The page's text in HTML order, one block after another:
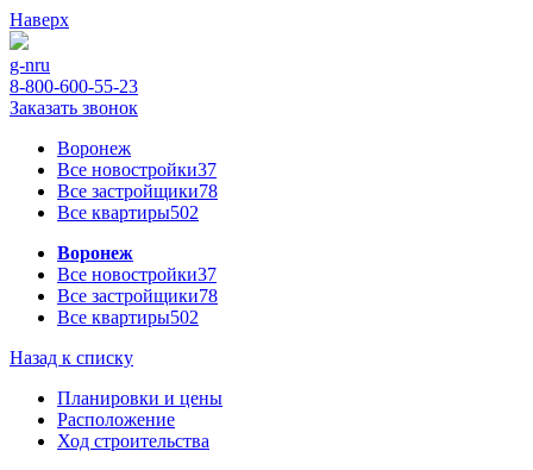
Наверх
g-nru
8-800-600-55-23
Заказать звонок
Воронеж
Все новостройки37
Все застройщики78
Все квартиры502
Воронеж
Все новостройки37
Все застройщики78
Все квартиры502
Назад к списку
Планировки и цены
Расположение
Ход строительства